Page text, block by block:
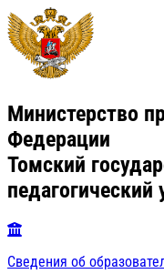
Министерство
Федерации
Томский
педагогический
Сведения об